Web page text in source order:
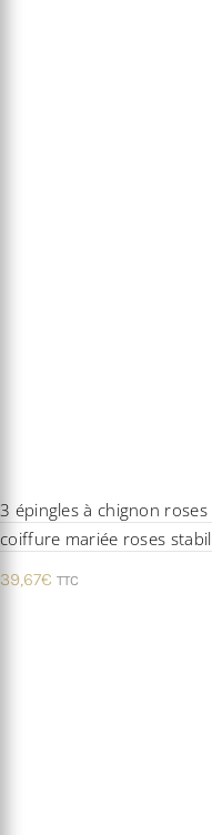
3 épingles à chignon
coiffure mariée roses
39,67€ TTC